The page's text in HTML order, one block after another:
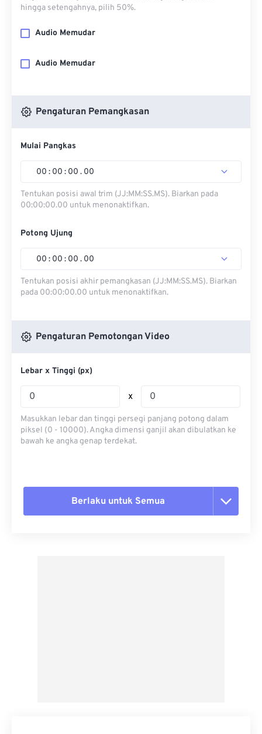
hingga setengahnya, pilih 50%.
Audio Memudar
Audio Memudar
Pengaturan Pemangkasan
Mulai Pangkas
00 : 00 : 00 . 00
Tentukan posisi awal trim (JJ:MM:SS.MS). Biarkan pada
00:00:00.00 untuk menonaktifkan.
Potong Ujung
00 : 00 : 00 . 00
Tentukan posisi akhir pemangkasan (JJ:MM:SS.MS). Biarkan
pada 00:00:00.00 untuk menonaktifkan.
Pengaturan Pemotongan Video
Lebar x Tinggi (px)
x
Masukkan lebar dan tinggi persegi panjang potong dalam
piksel (0 - 10000). Angka dimensi ganjil akan dibulatkan ke
bawah ke angka genap terdekat.
Berlaku untuk Semua